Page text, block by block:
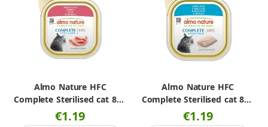
Almo Nature HFC
Complete Sterilised cat 85g
ham
€1.19
Almo Nature HFC
Complete Sterilised cat 85g
kabeljauw
€1.19